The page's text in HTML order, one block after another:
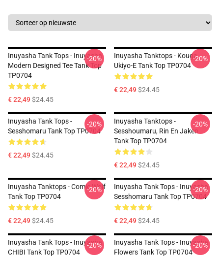
Inuyasha Tank Tops - Inuyasha
Modern Designed Tee Tank Top
TP0704
€ 22,49$24.45
-20%
Inuyasha Tanktops - Kouga
Ukiyo-E Tank Top TP0704
€ 22,49$24.45
-20%
Inuyasha Tank Tops -
Sesshomaru Tank Top TP0704
€ 22,49$24.45
-20%
Inuyasha Tanktops -
Sesshoumaru, Rin En Jaken
Tank Top TP0704
€ 22,49$24.45
-20%
Inuyasha Tanktops - Comic Wolf
Tank Top TP0704
€ 22,49$24.45
-20%
Inuyasha Tank Tops - Inuyasha
Sesshomaru Tank Top TP0704
€ 22,49$24.45
-20%
Inuyasha Tank Tops - Inuyasha
CHIBI Tank Top TP0704
-20%
Inuyasha Tank Tops - Inuyasha
Flowers Tank Top TP0704
-20%